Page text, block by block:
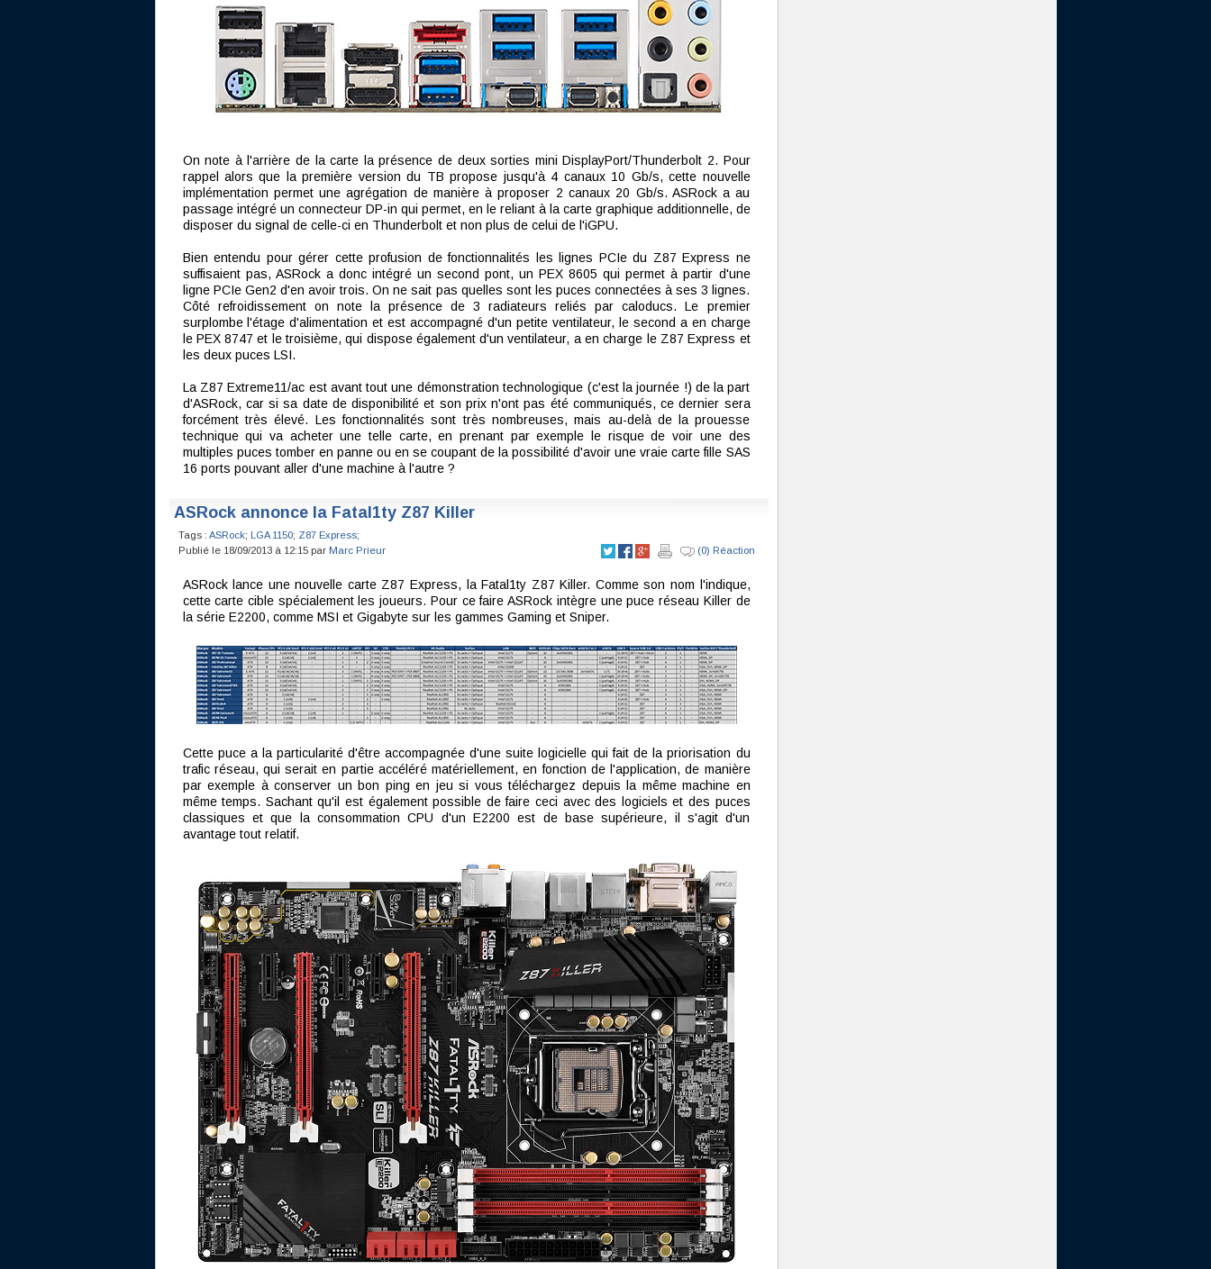
On note à l'arrière de la carte la présence de deux sorties mini DisplayPort/Thunderbolt 2. Pour
rappel alors que la première version du TB propose jusqu'à 4 canaux 10 Gb/s, cette nouvelle
implémentation permet une agrégation de manière à proposer 2 canaux 20 Gb/s. ASRock a au
passage intégré un connecteur DP-in qui permet, en le reliant à la carte graphique additionnelle, de
disposer du signal de celle-ci en Thunderbolt et non plus de celui de l'iGPU.
Bien entendu pour gérer cette profusion de fonctionnalités les lignes PCIe du Z87 Express ne
suffisaient pas, ASRock a donc intégré un second pont, un PEX 8605 qui permet à partir d'une
ligne PCIe Gen2 d'en avoir trois. On ne sait pas quelles sont les puces connectées à ses 3 lignes.
Côté refroidissement on note la présence de 3 radiateurs reliés par caloducs. Le premier
surplombe l'étage d'alimentation et est accompagné d'un petite ventilateur, le second a en charge
le PEX 8747 et le troisième, qui dispose également d'un ventilateur, a en charge le Z87 Express et
les deux puces LSI.
La Z87 Extreme11/ac est avant tout une démonstration technologique (c'est la journée !) de la part
d'ASRock, car si sa date de disponibilité et son prix n'ont pas été communiqués, ce dernier sera
forcément très élevé. Les fonctionnalités sont très nombreuses, mais au-delà de la prouesse
technique qui va acheter une telle carte, en prenant par exemple le risque de voir une des
multiples puces tomber en panne ou en se coupant de la possibilité d'avoir une vraie carte fille SAS
16 ports pouvant aller d'une machine à l'autre ?
ASRock annonce la Fatal1ty Z87 Killer
Tags : ASRock; LGA 1150; Z87 Express;
Publié le 18/09/2013 à 12:15 par Marc Prieur (0) Réaction
ASRock lance une nouvelle carte Z87 Express, la Fatal1ty Z87 Killer. Comme son nom l'indique,
cette carte cible spécialement les joueurs. Pour ce faire ASRock intègre une puce réseau Killer de
la série E2200, comme MSI et Gigabyte sur les gammes Gaming et Sniper.
Cette puce a la particularité d'être accompagnée d'une suite logicielle qui fait de la priorisation du
trafic réseau, qui serait en partie accéléré matériellement, en fonction de l'application, de manière
par exemple à conserver un bon ping en jeu si vous téléchargez depuis la même machine en
même temps. Sachant qu'il est également possible de faire ceci avec des logiciels et des puces
classiques et que la consommation CPU d'un E2200 est de base supérieure, il s'agit d'un
avantage tout relatif.